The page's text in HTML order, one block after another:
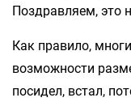
Поздравляем, это
Как правило,
возможности
посидел, встал,